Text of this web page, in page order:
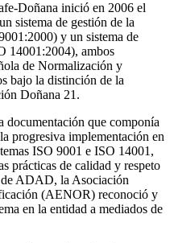
Doñana inició en 2006 el
sistema de gestión de la
y un sistema de
14001:2004), ambos
de Normalización y
bajo la distinción de la
Doñana 21.
documentación que componía
progresiva implementación en
ISO 9001 e ISO 14001,
prácticas de calidad y respeto
ADAD, la Asociación
(AENOR) reconoció y
en la entidad a mediados de